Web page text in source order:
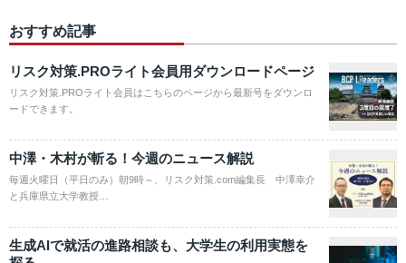
おすすめ記事
リスク対策.PROライト会員用ダウンロードページ
リスク対策.PROライト会員はこちらのページから最新号をダウンロ
ードできます。
中澤・木村が斬る！今週のニュース解説
毎週火曜日（平日のみ）朝9時～、リスク対策.com編集長 中澤幸介
と兵庫県立大学教授…
生成AIで就活の進路相談も、大学生の利用実態を